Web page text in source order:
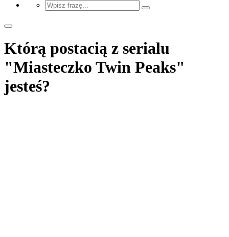
Którą postacią z serialu
"Miasteczko Twin Peaks"
jesteś?